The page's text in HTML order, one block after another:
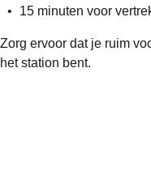
15 minuten voor
Zorg ervoor dat je ruim
het station bent.